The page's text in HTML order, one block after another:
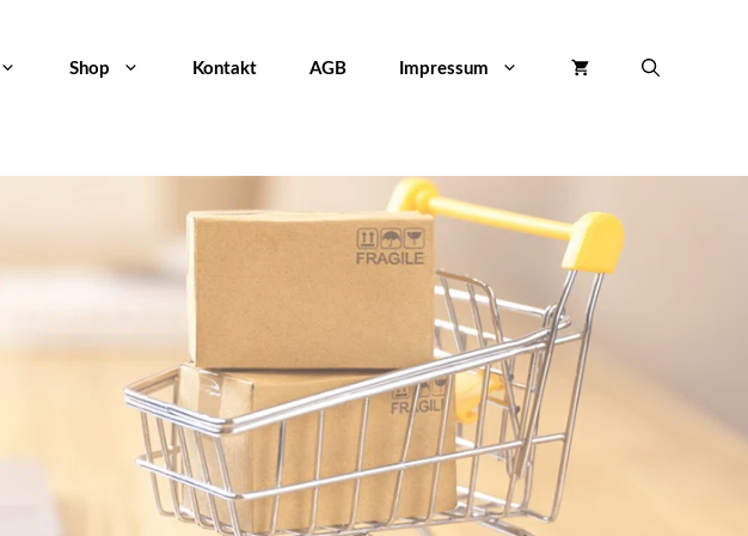
Shop Kontakt AGB Impressum
Verschluss,
inkl.